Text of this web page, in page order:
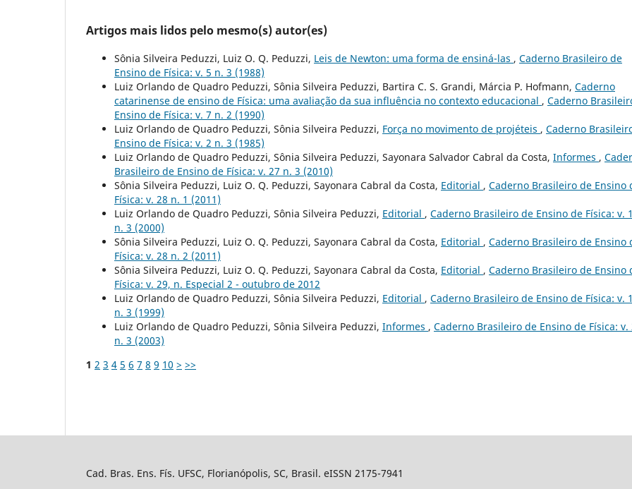
Artigos mais lidos pelo mesmo(s) autor(es)
Sônia Silveira Peduzzi, Luiz O. Q. Peduzzi, Leis de Newton: uma forma de ensiná-las , Caderno Brasileiro de
Ensino de Física: v. 5 n. 3 (1988)
Luiz Orlando de Quadro Peduzzi, Sônia Silveira Peduzzi, Bartira C. S. Grandi, Márcia P. Hofmann, Caderno
catarinense de ensino de Física: uma avaliação da sua influência no contexto educacional , Caderno
Ensino de Física: v. 7 n. 2 (1990)
Luiz Orlando de Quadro Peduzzi, Sônia Silveira Peduzzi, Força no movimento de projéteis , Caderno
Ensino de Física: v. 2 n. 3 (1985)
Luiz Orlando de Quadro Peduzzi, Sônia Silveira Peduzzi, Sayonara Salvador Cabral da Costa, Informes ,
Brasileiro de Ensino de Física: v. 27 n. 3 (2010)
Sônia Silveira Peduzzi, Luiz O. Q. Peduzzi, Sayonara Cabral da Costa, Editorial , Caderno Brasileiro de Ensino
Física: v. 28 n. 1 (2011)
Luiz Orlando de Quadro Peduzzi, Sônia Silveira Peduzzi, Editorial , Caderno Brasileiro de Ensino de Física: v.
n. 3 (2000)
Sônia Silveira Peduzzi, Luiz O. Q. Peduzzi, Sayonara Cabral da Costa, Editorial , Caderno Brasileiro de Ensino
Física: v. 28 n. 2 (2011)
Sônia Silveira Peduzzi, Luiz O. Q. Peduzzi, Sayonara Cabral da Costa, Editorial , Caderno Brasileiro de Ensino
Física: v. 29, n. Especial 2 - outubro de 2012
Luiz Orlando de Quadro Peduzzi, Sônia Silveira Peduzzi, Editorial , Caderno Brasileiro de Ensino de Física: v.
n. 3 (1999)
Luiz Orlando de Quadro Peduzzi, Sônia Silveira Peduzzi, Informes , Caderno Brasileiro de Ensino de Física: v.
n. 3 (2003)
1 2 3 4 5 6 7 8 9 10 > >>
Cad. Bras. Ens. Fís. UFSC, Florianópolis, SC, Brasil. eISSN 2175-7941